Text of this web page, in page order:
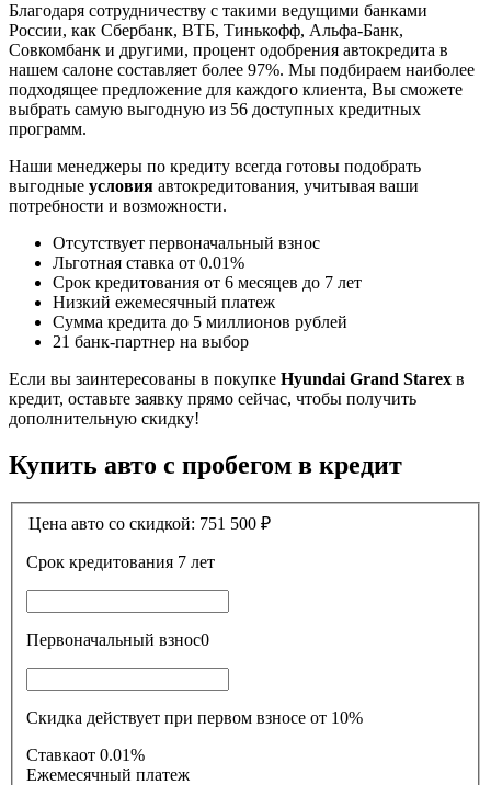
Благодаря сотрудничеству с такими ведущими банками
России, как Сбербанк, ВТБ, Тинькофф, Альфа-Банк,
Совкомбанк и другими, процент одобрения автокредита в
нашем салоне составляет более 97%. Мы подбираем наиболее
подходящее предложение для каждого клиента, Вы сможете
выбрать самую выгодную из 56 доступных кредитных
программ.
Наши менеджеры по кредиту всегда готовы подобрать
выгодные условия автокредитования, учитывая ваши
потребности и возможности.
Отсутствует первоначальный взнос
Льготная ставка от 0.01%
Срок кредитования от 6 месяцев до 7 лет
Низкий ежемесячный платеж
Сумма кредита до 5 миллионов рублей
21 банк-партнер на выбор
Если вы заинтересованы в покупке Hyundai Grand Starex в
кредит, оставьте заявку прямо сейчас, чтобы получить
дополнительную скидку!
Купить авто с пробегом в кредит
Цена авто со скидкой: 751 500 ₽
Срок кредитования 7 лет
Первоначальный взнос0
Скидка действует при первом взносе от 10%
Ставкаот 0.01%
Ежемесячный платеж